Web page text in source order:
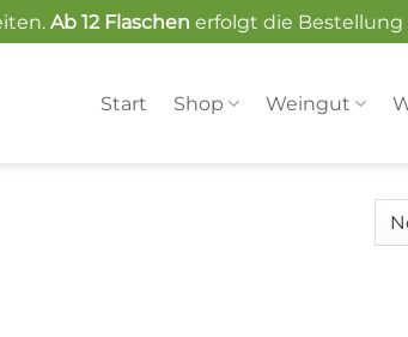
Ab 12 Flaschen erfolgt die Bestellung
Start Shop Weingut